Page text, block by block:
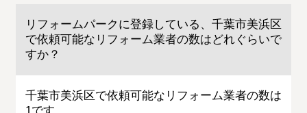
リフォームパークに登録している、千葉市美浜区
で依頼可能なリフォーム業者の数はどれぐらいで
すか？
千葉市美浜区で依頼可能なリフォーム業者の数は